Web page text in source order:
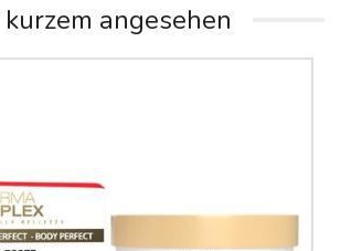
angesehen